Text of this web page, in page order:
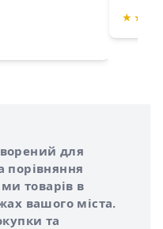
★ ★
для
порівняння
товарів в
вашого міста.
та